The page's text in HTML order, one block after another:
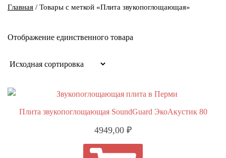
Главная / Товары с меткой «Плита звукопоглощающая»
Отображение единственного товара
Плита звукопоглощающая SoundGuard ЭкоАкустик 80
4949,00 ₽